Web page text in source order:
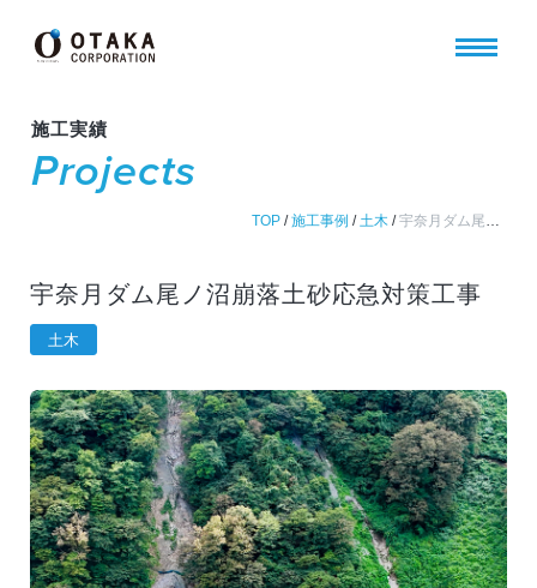
施工実績
Projects
TOP /施工事例 /土木 /宇奈月ダム尾ノ沼崩落土砂応急対策工事
宇奈月ダム尾ノ沼崩落土砂応急対策工事
土木